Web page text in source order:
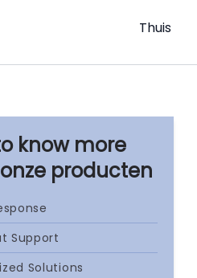
Thuis
onze producten